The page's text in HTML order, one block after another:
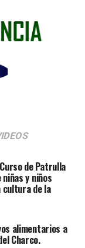
de Patrulla
y niños
de la
alimentarios a
Charco.